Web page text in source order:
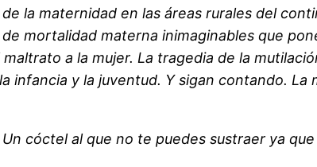
la maternidad en las áreas rurales del
mortalidad materna inimaginables que
a la mujer. La tragedia de la
infancia y la juventud. Y sigan contando. La
cóctel al que no te puedes sustraer ya